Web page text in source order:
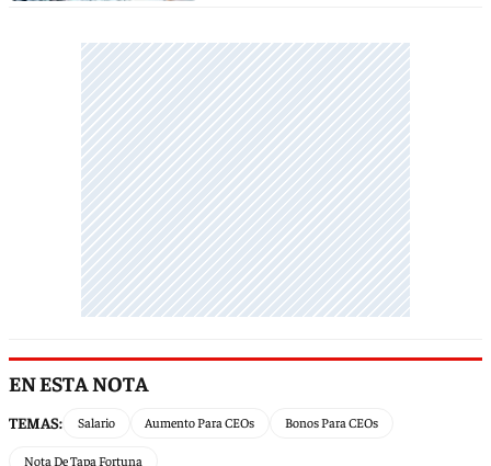
EN ESTA NOTA
TEMAS: Salario Aumento Para CEOs Bonos Para CEOs
Nota De Tapa Fortuna